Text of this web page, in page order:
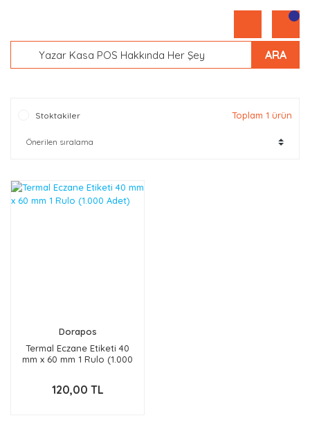
ARA
Stoktakiler Toplam 1 ürün
Dorapos
Termal Eczane Etiketi 40
mm x 60 mm 1 Rulo (1.000
120,00 TL